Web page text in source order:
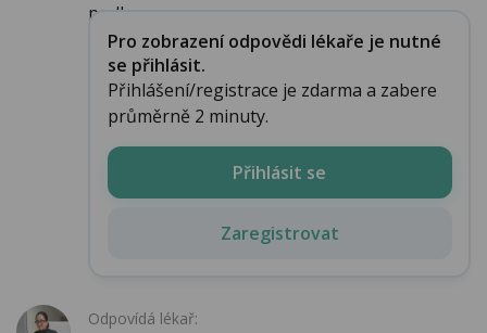
podl...
Pro zobrazení odpovědi lékaře je nutné
se přihlásit.
Přihlášení/registrace je zdarma a zabere
průměrně 2 minuty.
Přihlásit se
Zaregistrovat
Odpovídá lékař: